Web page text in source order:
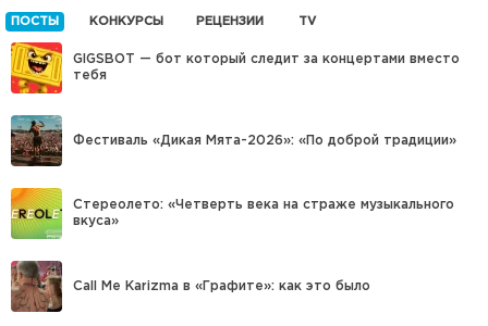
ПОСТЫ КОНКУРСЫ РЕЦЕНЗИИ TV
GIGSBOT — бот который следит за концертами вместо
тебя
Фестиваль «Дикая Мята-2026»: «По доброй традиции»
Стереолето: «Четверть века на страже музыкального
вкуса»
Call Me Karizma в «Графите»: как это было